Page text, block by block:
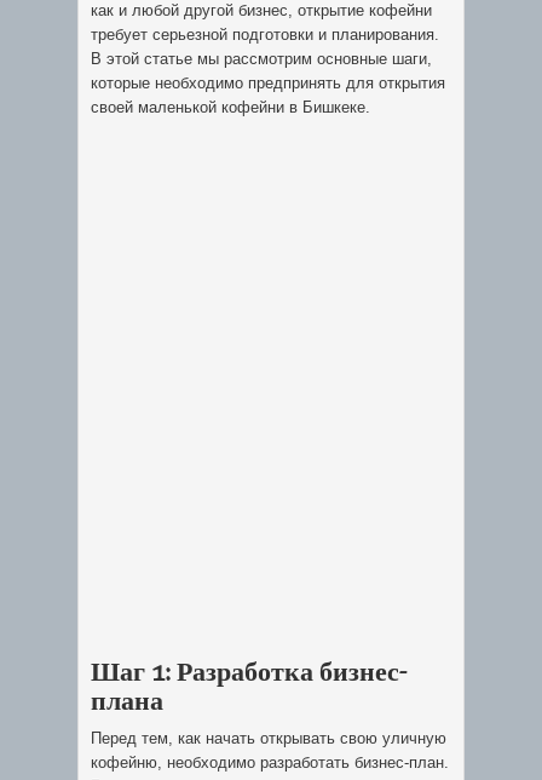
как и любой другой бизнес, открытие кофейни
требует серьезной подготовки и планирования.
В этой статье мы рассмотрим основные шаги,
которые необходимо предпринять для открытия
своей маленькой кофейни в Бишкеке.
Шаг 1: Разработка бизнес-
плана
Перед тем, как начать открывать свою уличную
кофейню, необходимо разработать бизнес-план.